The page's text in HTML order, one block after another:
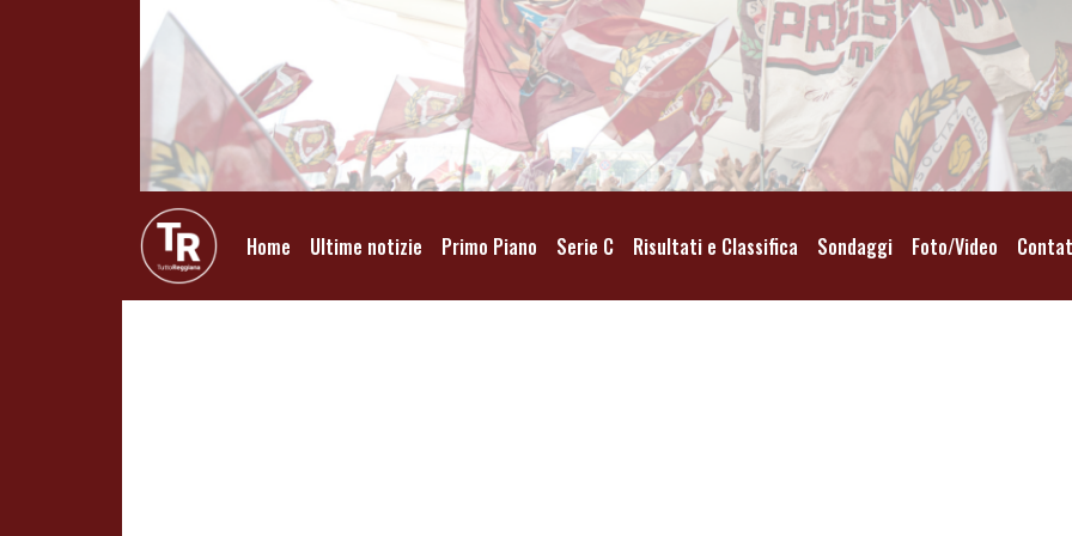
Home Ultime notizie Primo Piano Serie C Risultati e Classifica Sondaggi Foto/Video